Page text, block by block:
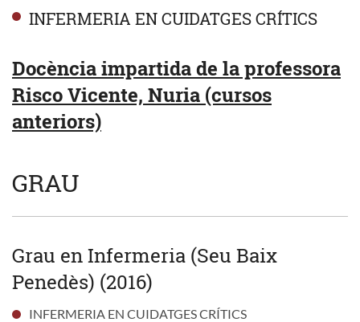
INFERMERIA EN CUIDATGES CRÍTICS
Docència impartida de la professora
Risco Vicente, Nuria (cursos
anteriors)
GRAU
Grau en Infermeria (Seu Baix
Penedès) (2016)
INFERMERIA EN CUIDATGES CRÍTICS